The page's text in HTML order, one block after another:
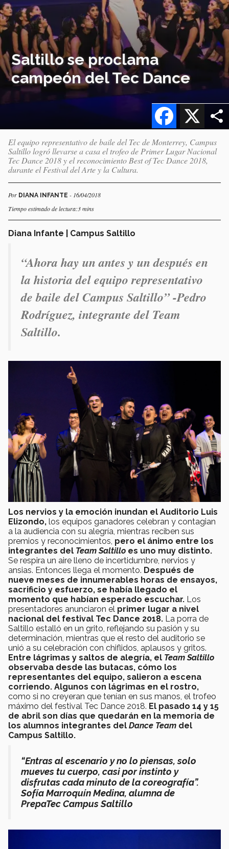
Saltillo se proclama
campeón del Tec Dance
X
Facebook
El equipo representativo de baile del Tec de Monterrey, Campus
Saltillo logró llevarse a casa el trofeo de Primer Lugar Nacional
Tec Dance 2018 y el reconocimiento Best of Tec Dance 2018,
durante el Festival del Arte y la Cultura.
Por DIANA INFANTE - 16/04/2018
Tiempo estimado de lectura:3 mins
Diana Infante | Campus Saltillo
“Ahora hay un antes y un después en
la historia del equipo representativo
de baile del Campus Saltillo” -Pedro
Rodríguez, integrante del Team
Saltillo.
Los nervios y la emoción inundan el Auditorio Luis
Elizondo, los equipos ganadores celebran y contagian
a la audiencia con su alegría, mientras reciben sus
premios y reconocimientos, pero el ánimo entre los
integrantes del Team Saltillo es uno muy distinto.
Se respira un aire lleno de incertidumbre, nervios y
ansias. Entonces llega el momento. Después de
nueve meses de innumerables horas de ensayos,
sacrificio y esfuerzo, se había llegado el
momento que habían esperado escuchar. Los
presentadores anunciaron el primer lugar a nivel
nacional del festival Tec Dance 2018. La porra de
Saltillo estalló en un grito, reflejando su pasión y su
determinación, mientras que el resto del auditorio se
unió a su celebración con chiflidos, aplausos y gritos.
Entre lágrimas y saltos de alegría, el Team Saltillo
observaba desde las butacas, cómo los
representantes del equipo, salieron a escena
corriendo. Algunos con lágrimas en el rostro,
como si no creyeran que tenían en sus manos, el trofeo
máximo del festival Tec Dance 2018. El pasado 14 y 15
de abril son días que quedarán en la memoria de
los alumnos integrantes del Dance Team del
Campus Saltillo.
“Entras al escenario y no lo piensas, solo
mueves tu cuerpo, casi por instinto y
disfrutas cada minuto de la coreografía”.
Sofía Marroquín Medina, alumna de
PrepaTec Campus Saltillo